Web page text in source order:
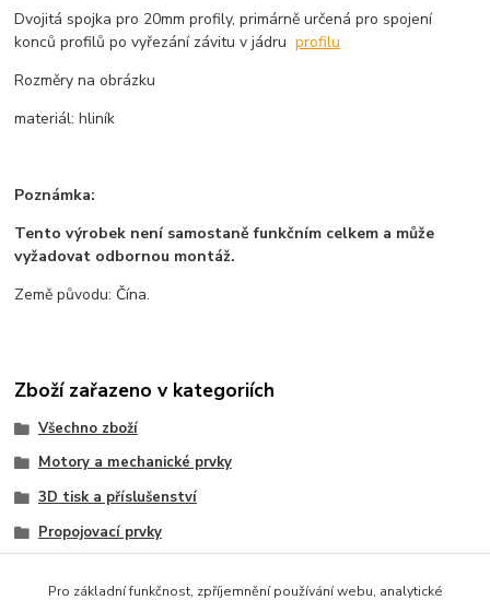
Dvojitá spojka pro 20mm profily, primárně určená pro spojení
konců profilů po vyřezání závitu v jádruprofilu
Rozměry na obrázku
materiál: hliník
Poznámka:
Tento výrobek není samostaně funkčním celkem a může
vyžadovat odbornou montáž.
Země původu: Čína.
Zboží zařazeno v kategoriích
Všechno zboží
Motory a mechanické prvky
3D tisk a příslušenství
Propojovací prvky
Pro základní funkčnost, zpříjemnění používání webu, analytické